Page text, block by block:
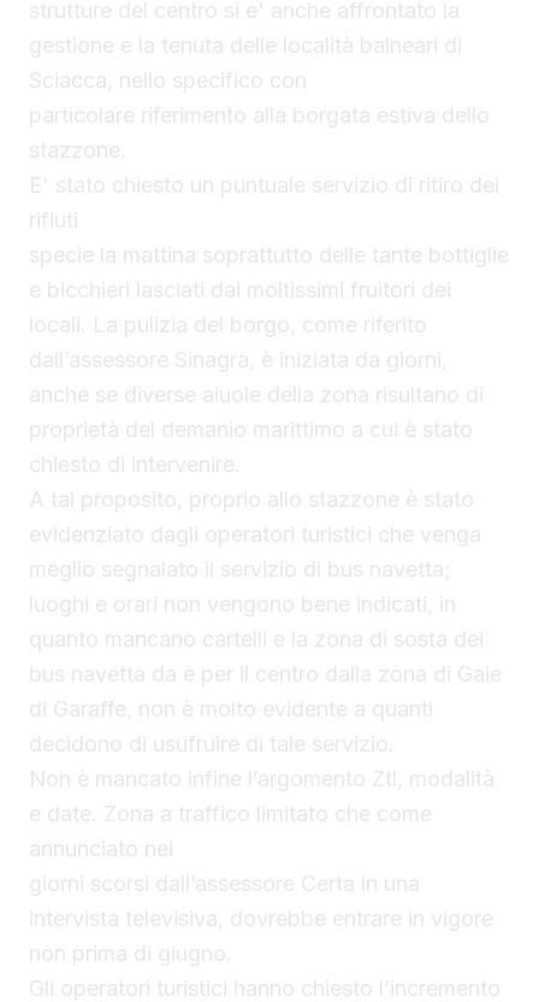
strutture del centro si e' anche affrontato la
gestione e la tenuta delle località balneari di
Sciacca, nello specifico con
particolare riferimento alla borgata estiva dello
stazzone.
E' stato chiesto un puntuale servizio di ritiro dei
rifiuti
specie la mattina soprattutto delle tante bottiglie
e bicchieri lasciati dai moltissimi fruitori dei
locali. La pulizia del borgo, come riferito
dall’assessore Sinagra, è iniziata da giorni,
anche se diverse aiuole della zona risultano di
proprietà del demanio marittimo a cui è stato
chiesto di intervenire.
A tal proposito, proprio allo stazzone è stato
evidenziato dagli operatori turistici che venga
meglio segnalato il servizio di bus navetta;
luoghi e orari non vengono bene indicati, in
quanto mancano cartelli e la zona di sosta dei
bus navetta da e per il centro dalla zona di Gaie
di Garaffe, non è molto evidente a quanti
decidono di usufruire di tale servizio.
Non è mancato infine l’argomento Ztl, modalità
e date. Zona a traffico limitato che come
annunciato nei
giorni scorsi dall’assessore Certa in una
intervista televisiva, dovrebbe entrare in vigore
non prima di giugno.
Gli operatori turistici hanno chiesto l’incremento